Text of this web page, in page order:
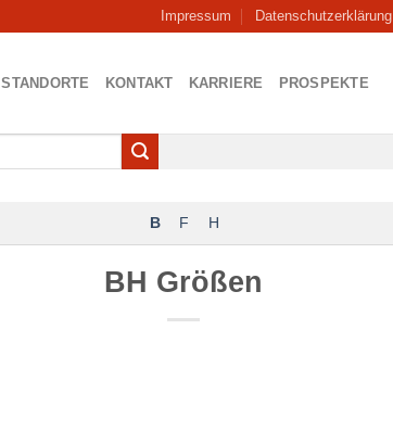
Impressum Datenschutzerklärung
STANDORTE KONTAKT KARRIERE PROSPEKTE
B F H
BH Größen